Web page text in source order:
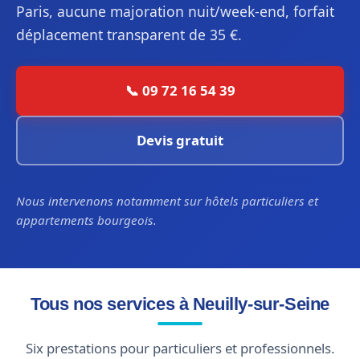
Paris, aucune majoration nuit/week-end, forfait
déplacement transparent de 35 €.
📞 09 72 16 54 39
Devis gratuit
Nous intervenons notamment sur hôtels particuliers et
appartements bourgeois.
Tous nos services à Neuilly-sur-Seine
Six prestations pour particuliers et professionnels.